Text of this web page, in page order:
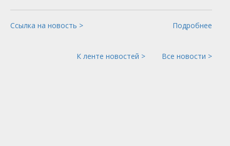
Ссылка на новость > Подробнее
К ленте новостей > Все новости >